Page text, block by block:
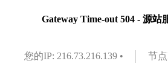
Gateway Time-out 504 - 源站
您的IP: 216.73.216.139 • 节点